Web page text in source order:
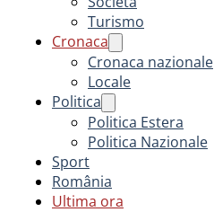
Turismo
Cronaca
Cronaca nazionale
Locale
Politica
Politica Estera
Politica Nazionale
Sport
România
Ultima ora